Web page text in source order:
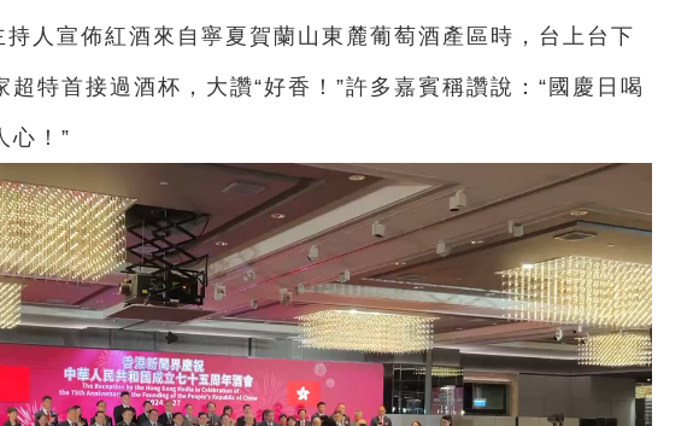
人宣佈紅酒來自寧夏賀蘭山東麓葡萄酒產區時，台上台下
特首接過酒杯，大讚“好香！”許多嘉賓稱讚說：“國慶日喝
心！”